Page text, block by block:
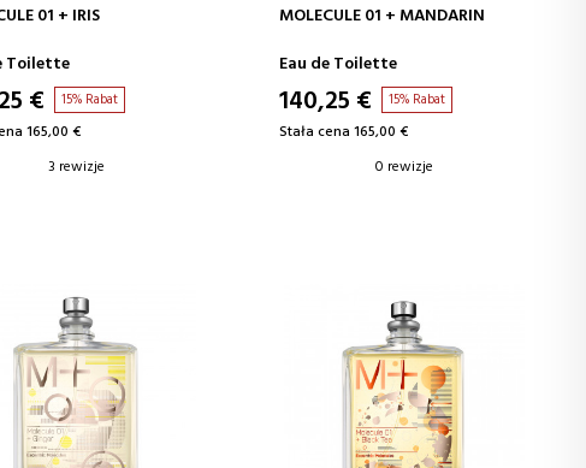
DODAJ DO KOSZYKA
01 + IRIS
Toilette
€ 15% Rabat
165,00 €
3 rewizje
DODAJ DO KOSZYKA
MOLECULE 01 + MANDARIN
Eau de Toilette
140,25 € 15% Rabat
Stała cena 165,00 €
0 rewizje